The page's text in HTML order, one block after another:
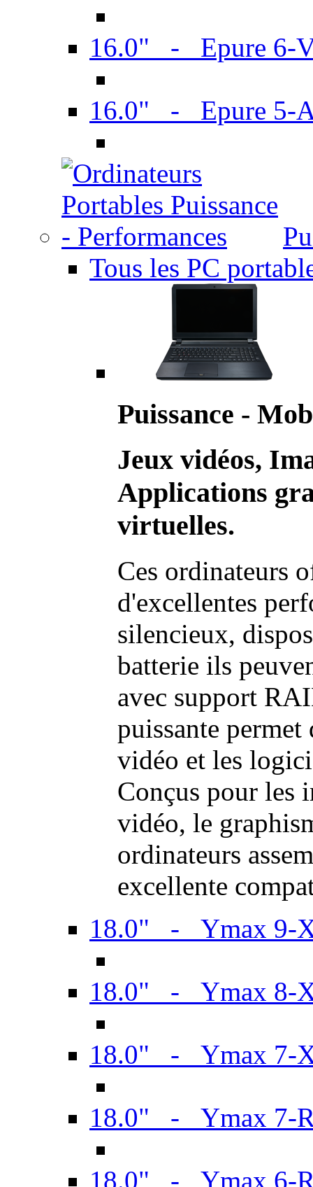
16.0" - Epure 6-
16.0" - Epure 5-
Tous les PC
Puissance -
Jeux vidéos,
Applications
virtuelles.
Ces ordinateurs
d'excellentes
silencieux,
batterie ils
avec support
puissante permet
vidéo et les
Conçus pour les
vidéo, le
ordinateurs
excellente
18.0" - Ymax 9-
18.0" - Ymax 8-
18.0" - Ymax 7-
18.0" - Ymax 7-
18.0" - Ymax 6-